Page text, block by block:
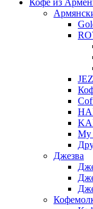
Кофе из
My
Джезва